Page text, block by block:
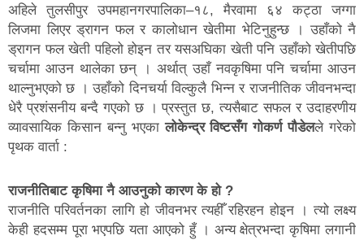
अहिले तुलसीपुर उपमहानगरपालिका–१८, मैरवामा ६४ कट्ठा जग्गा
लिजमा लिएर ड्रागन फल र कालोधान खेतीमा भेटिनुहुन्छ । उहाँको नै
ड्रागन फल खेती पहिलो होइन तर यसअघिका खेती पनि उहाँको खेतीपछि
चर्चामा आउन थालेका छन् । अर्थात् उहाँ नवकृषिमा पनि चर्चामा आउन
थाल्नुभएको छ । उहाँको दिनचर्या विल्कुलै भिन्न र राजनीतिक जीवनभन्दा
धेरै प्रशंसनीय बन्दै गएको छ । प्रस्तुत छ, त्यसैबाट सफल र उदाहरणीय
व्यावसायिक किसान बन्नु भएकालोकेन्द्र विष्टसँगगोकर्ण पौडेलले गरेको
पृथक वार्ता :
राजनीतिबाट कृषिमा नै आउनुको कारण के हो ?
राजनीति परिवर्तनका लागि हो जीवनभर त्यहीँ रहिरहन होइन । त्यो लक्ष्य
केही हदसम्म पूरा भएपछि यता आएको हुँ । अन्य क्षेत्रभन्दा कृषिमा लगानी